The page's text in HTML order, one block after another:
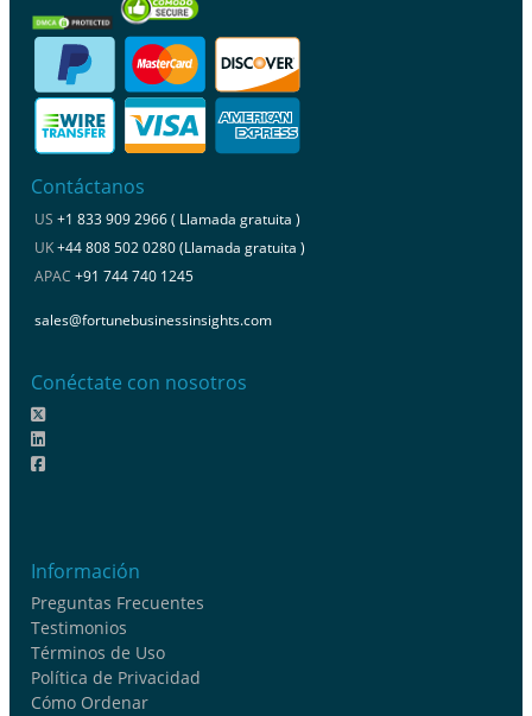
Contáctanos
US +1 833 909 2966 ( Llamada gratuita )
UK+44 808 502 0280 (Llamada gratuita )
APAC +91 744 740 1245
sales@fortunebusinessinsights.com
Conéctate con nosotros
Información
Preguntas Frecuentes
Testimonios
Términos de Uso
Política de Privacidad
Cómo Ordenar